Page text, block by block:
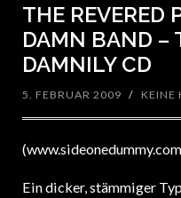
THE REVERED
DAMN BAND –
DAMNILY CD
5. FEBRUAR 2009 / KEINE
Ein dicker, stämmiger